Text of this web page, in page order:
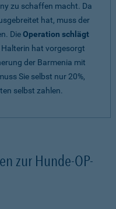
zu schaffen macht. Da
hat, muss der
DieOperation schlägt
Halterin hat vorgesorgt
der Barmenia mit
Sie selbst nur 20%,
selbst zahlen.
zur Hunde-OP-